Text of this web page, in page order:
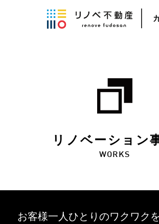
リノベーション
WORKS
お客様一人ひとりのワクワクを